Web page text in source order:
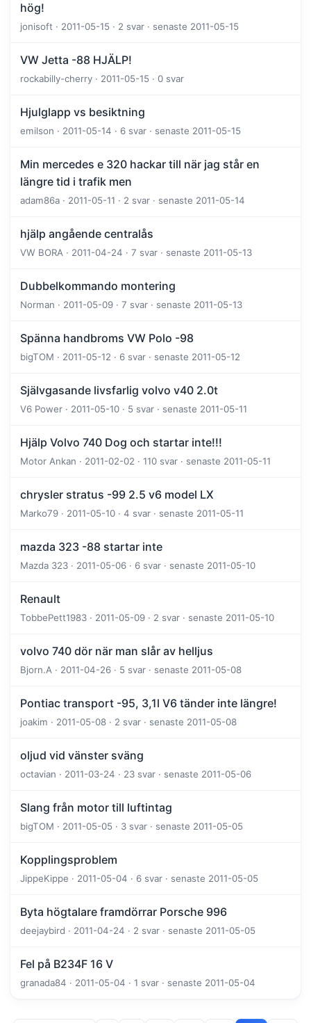
hög!
jonisoft · 2011-05-15 · 2 svar · senaste 2011-05-15
VW Jetta -88 HJÄLP!
rockabilly-cherry · 2011-05-15 · 0 svar
Hjulglapp vs besiktning
emilson · 2011-05-14 · 6 svar · senaste 2011-05-15
Min mercedes e 320 hackar till när jag står en
längre tid i trafik men
adam86a · 2011-05-11 · 2 svar · senaste 2011-05-14
hjälp angående centralås
VW BORA · 2011-04-24 · 7 svar · senaste 2011-05-13
Dubbelkommando montering
Norman · 2011-05-09 · 7 svar · senaste 2011-05-13
Spänna handbroms VW Polo -98
bigTOM · 2011-05-12 · 6 svar · senaste 2011-05-12
Självgasande livsfarlig volvo v40 2.0t
V6 Power · 2011-05-10 · 5 svar · senaste 2011-05-11
Hjälp Volvo 740 Dog och startar inte!!!
Motor Ankan · 2011-02-02 · 110 svar · senaste 2011-05-11
chrysler stratus -99 2.5 v6 model LX
Marko79 · 2011-05-10 · 4 svar · senaste 2011-05-11
mazda 323 -88 startar inte
Mazda 323 · 2011-05-06 · 6 svar · senaste 2011-05-10
Renault
TobbePett1983 · 2011-05-09 · 2 svar · senaste 2011-05-10
volvo 740 dör när man slår av helljus
Bjorn.A · 2011-04-26 · 5 svar · senaste 2011-05-08
Pontiac transport -95, 3,1l V6 tänder inte längre!
joakim · 2011-05-08 · 2 svar · senaste 2011-05-08
oljud vid vänster sväng
octavian · 2011-03-24 · 23 svar · senaste 2011-05-06
Slang från motor till luftintag
bigTOM · 2011-05-05 · 3 svar · senaste 2011-05-05
Kopplingsproblem
JippeKippe · 2011-05-04 · 6 svar · senaste 2011-05-05
Byta högtalare framdörrar Porsche 996
deejaybird · 2011-04-24 · 2 svar · senaste 2011-05-05
Fel på B234F 16 V
granada84 · 2011-05-04 · 1 svar · senaste 2011-05-04